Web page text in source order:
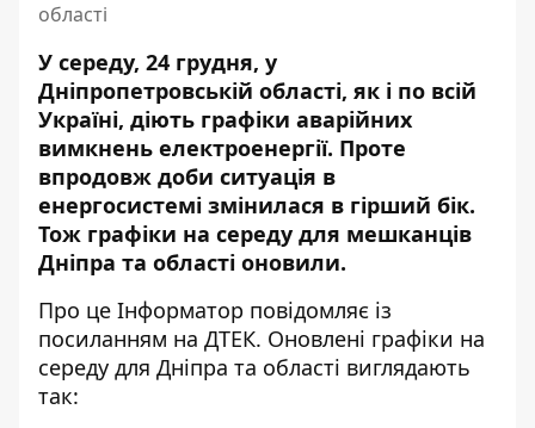
області
У середу, 24 грудня, у
Дніпропетровській області, як і по всій
Україні, діють графіки аварійних
вимкнень електроенергії. Проте
впродовж доби ситуація в
енергосистемі змінилася в гірший бік.
Тож графіки на середу для мешканців
Дніпра та області оновили.
Про це Інформатор повідомляє із
посиланням на ДТЕК. Оновлені графіки на
середу для Дніпра та області виглядають
так: